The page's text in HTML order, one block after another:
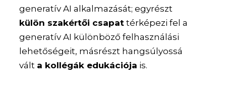
generatív AI alkalmazását; egyrészt
külön szakértői csapat térképezi fel a
generatív AI különböző felhasználási
lehetőségeit, másrészt hangsúlyossá
vált a kollégák edukációja is.